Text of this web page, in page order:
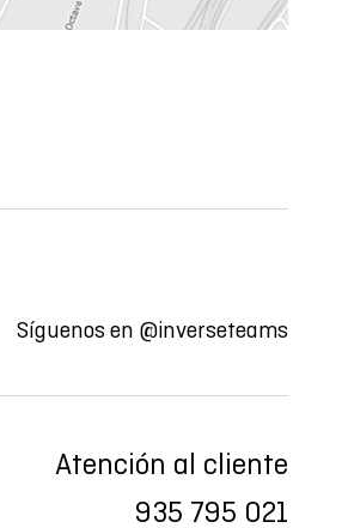
Síguenos en @inverseteams
Atención al cliente
935 795 021